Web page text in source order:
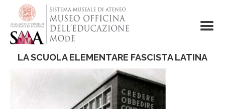
contenuto
principale
LA SCUOLA ELEMENTARE FASCISTA LATINA